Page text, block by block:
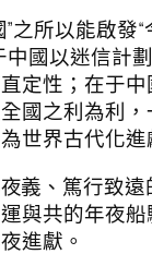
之所以能啟發
中國以迷信計
定性；在于中
國之利為利，
世界古代化進
義、篤行致遠
與共的年夜船
進獻。